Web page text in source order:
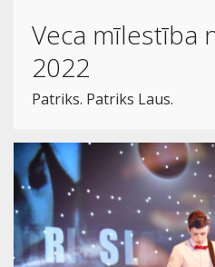
Veca mīlestība
2022
Patriks. Patriks Laus.